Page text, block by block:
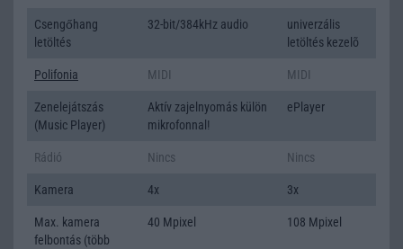
Csengőhang
letöltés
32-bit/384kHz audio
univerzális
letöltés kezelõ
Polifonia MIDI MIDI
Zenelejátszás
(Music Player)
Aktív zajelnyomás külön
mikrofonnal!
ePlayer
Rádió Nincs Nincs
Kamera 4x 3x
Max. kamera
felbontás (több
40 Mpixel 108 Mpixel